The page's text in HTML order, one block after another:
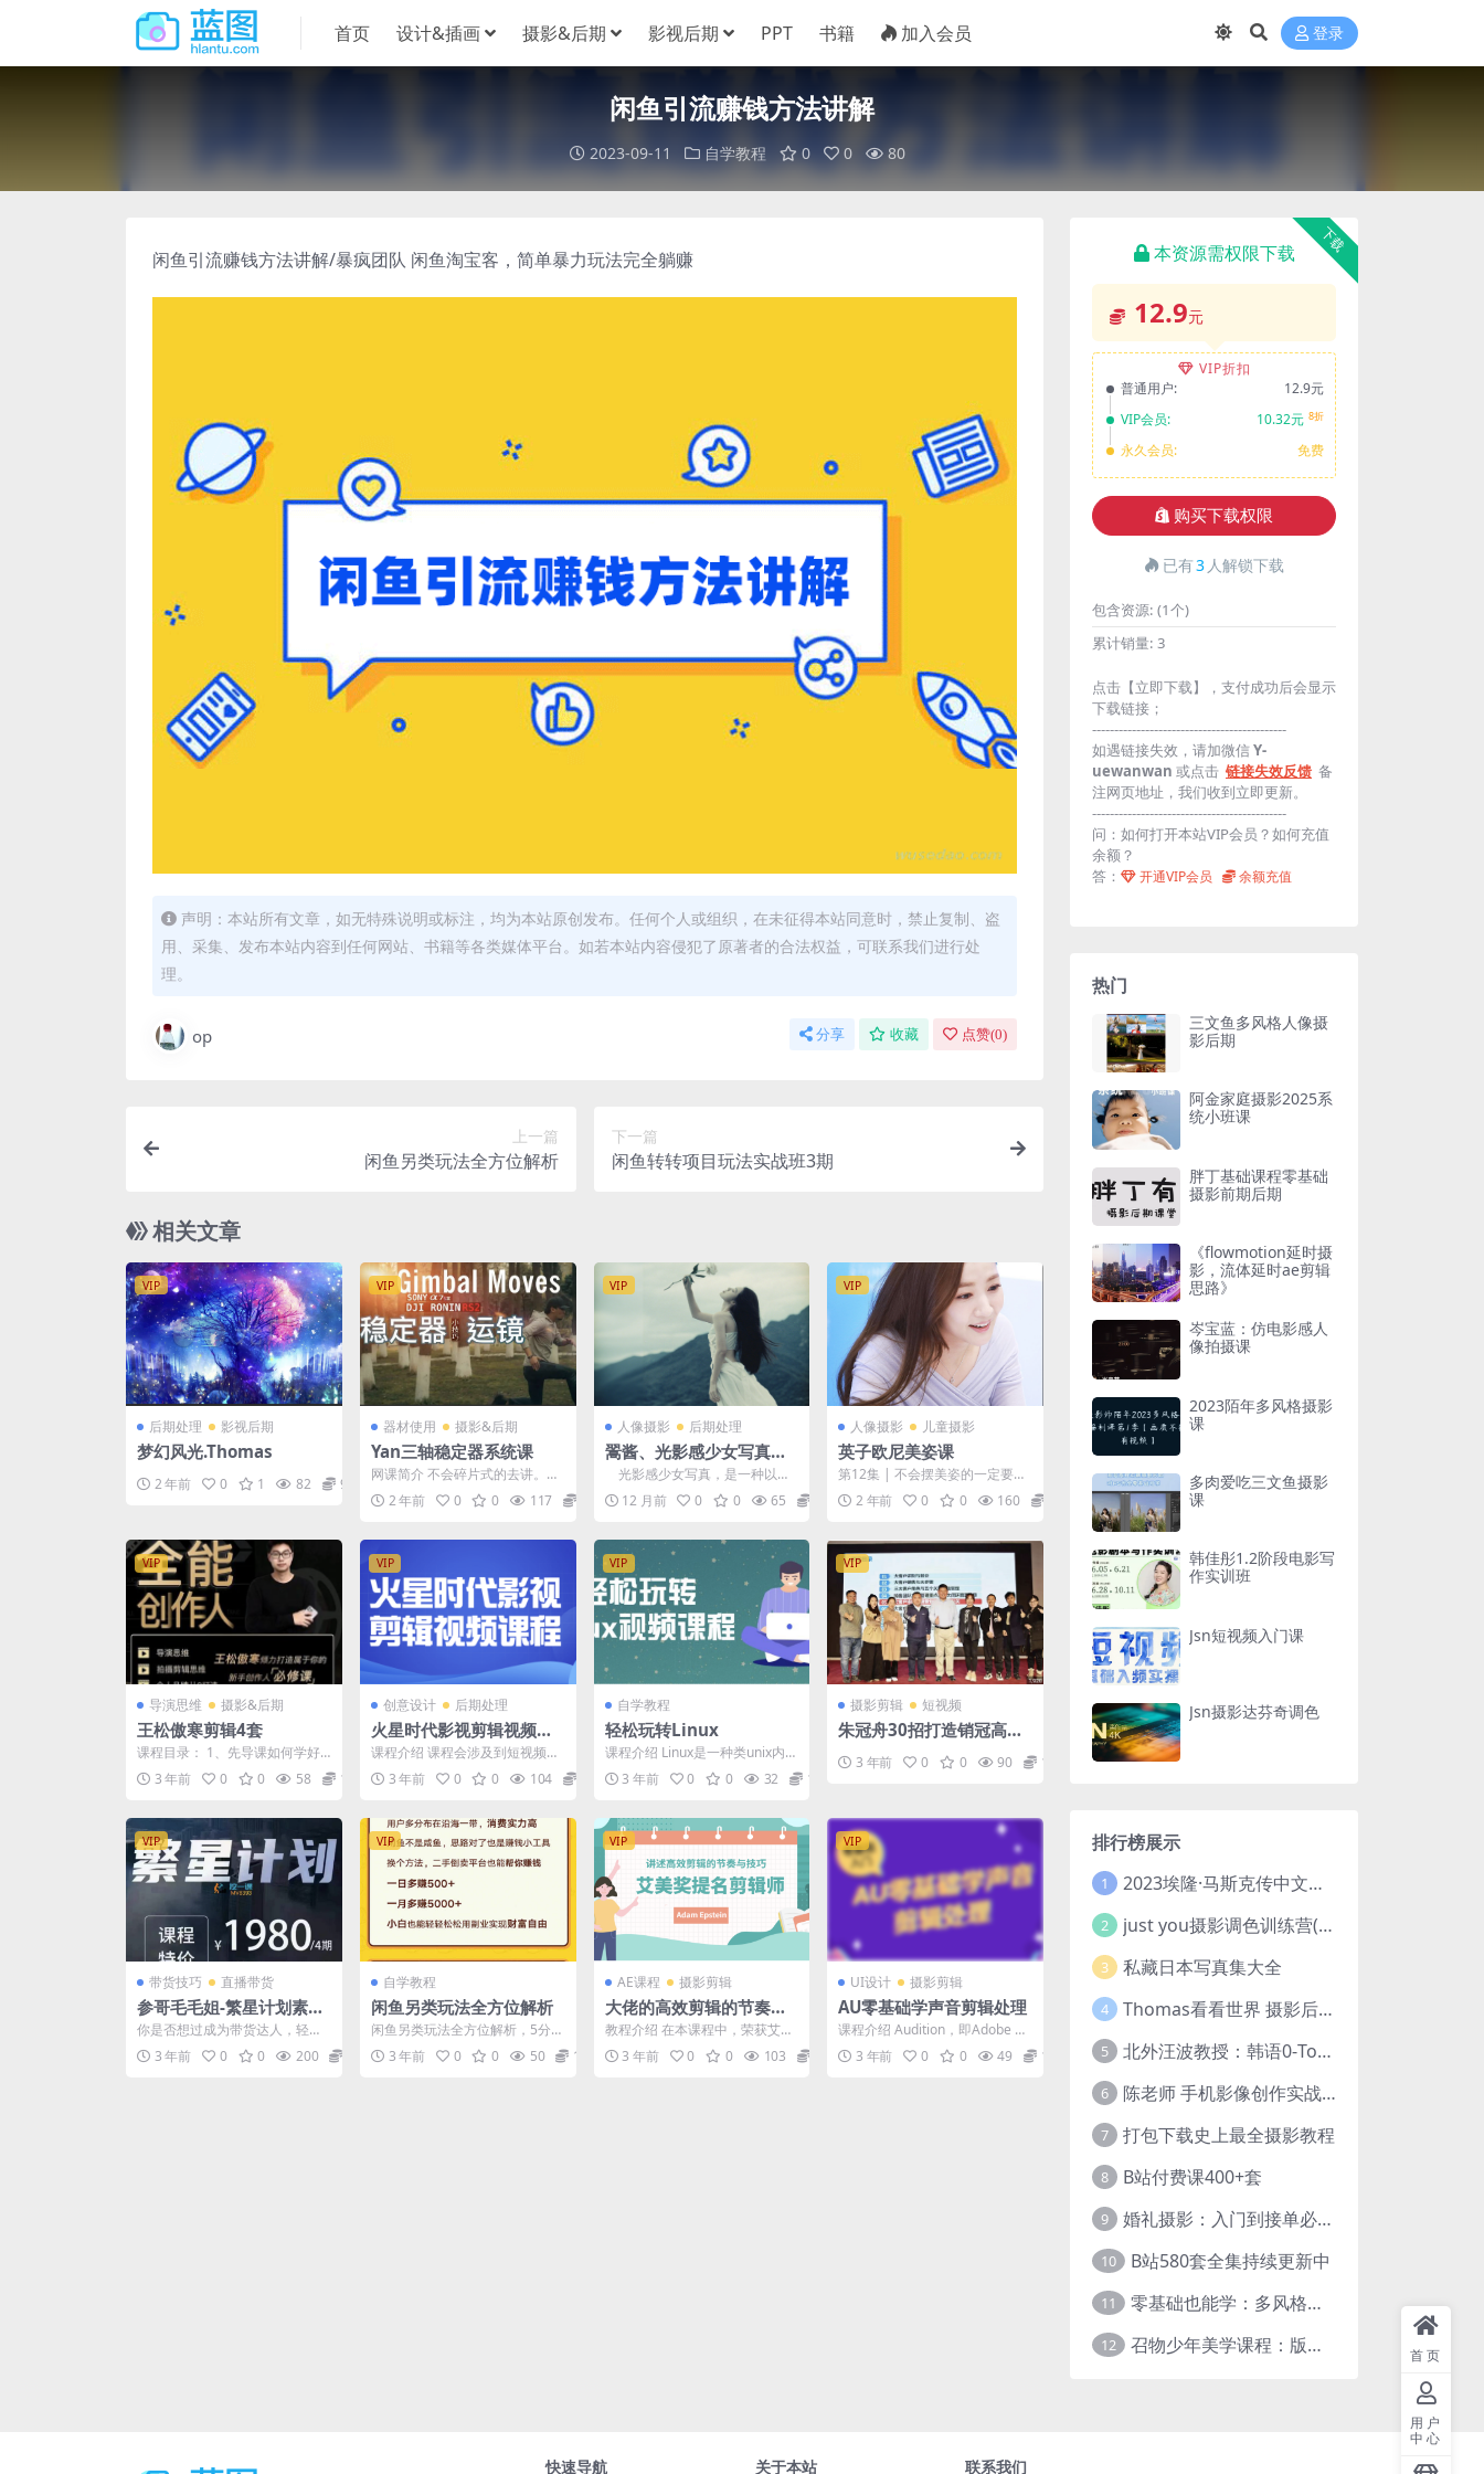
首页 设计&插画 摄影&后期 影视后期 PPT 书籍 加入会员 登录
闲鱼引流赚钱方法讲解
2023-09-11 自学教程 0 0 80
闲鱼引流赚钱方法讲解/暴疯团队 闲鱼淘宝客，简单暴力玩法完全躺赚
声明：本站所有文章，如无特殊说明或标注，均为本站原创发布。任何个人或组织，在未征得本站同意时，禁止复制、盗
用、采集、发布本站内容到任何网站、书籍等各类媒体平台。如若本站内容侵犯了原著者的合法权益，可联系我们进行处
理。
op 分享 收藏 点赞(0)
上一篇
闲鱼另类玩法全方位解析
下一篇
闲鱼转转项目玩法实战班3期
相关文章
VIP
后期处理 影视后期
梦幻风光.Thomas
2 年前 0 1 82 9.9
VIP
器材使用 摄影&后期
Yan三轴稳定器系统课
网课简介 不会碎片式的去讲。我
们会从运镜的底层逻辑去分析，
然后再进行教学。正统理...
2 年前 0 0 117 12.9
VIP
人像摄影 后期处理
翯酱、光影感少女写真课
程
光影感少女写真，是一种以少
女为拍摄对象，通过巧妙运用光
线与阴影，营造出独...
12 月前 0 0 65 6.66
VIP
人像摄影 儿童摄影
英子欧尼美姿课
第12集 | 不会摆美姿的一定要看
完！超详细的站姿美姿讲解 ！结
尾有总结表哦#摄...
2 年前 0 0 160
VIP
导演思维 摄影&后期
王松傲寒剪辑4套
课程目录： 1、先导课如何学好
全能创作人_[先导课]你想成为全
能创作人吗？ 2、...
3 年前 0 0 58 12.9
VIP
创意设计 后期处理
火星时代影视剪辑视频课
程
课程介绍 课程会涉及到短视频分
镜的拍摄、剪辑、后期的特效等
全流程的创作完整过程。...
3 年前 0 0 104 69.9
VIP
自学教程
轻松玩转Linux
课程介绍 Linux是一种类unix内核
的操作系统，另一种基于unix内
核的操作...
3 年前 0 0 32 12.9
VIP
摄影剪辑 短视频
朱冠舟30招打造销冠高成
3 年前 0 0 90 12.9
VIP
带货技巧 直播带货
参哥毛毛姐-繁星计划素人i
p带货训练课程
你是否想过成为带货达人，轻松
赚取丰厚收入？繁星计划素人IP
带货训练营正是你理想的...
3 年前 0 0 200 12.9
VIP
自学教程
闲鱼另类玩法全方位解析
闲鱼另类玩法全方位解析，5分钟
上手，3天见收益
3 年前 0 0 50 12.9
VIP
AE课程 摄影剪辑
大佬的高效剪辑的节奏与
技巧
教程介绍 在本课程中，荣获艾美
奖提名的《周六夜现场》剪辑师
Adam Epstei...
3 年前 0 0 103 12.9
VIP
UI设计 摄影剪辑
AU零基础学声音剪辑处理
课程介绍 Audition，即Adobe Au
dition（前名为Cool Ed...
3 年前 0 0 49 12.9
下载
本资源需权限下载
12.9元
VIP折扣
普通用户:
12.9元
VIP会员:
10.32元 8折
永久会员: 免费
购买下载权限
已有3 人解锁下载
包含资源: (1个)
累计销量: 3
点击【立即下载】，支付成功后会显示
下载链接；
--------------------------------------------
如遇链接失效，请加微信Y-
uewanwan 或点击 链接失效反馈 备
注网页地址，我们收到立即更新。
--------------------------------------------
问：如何打开本站VIP会员？如何充值
余额？
答：
开通VIP会员 余额充值
热门
三文鱼多风格人像摄
影后期
阿金家庭摄影2025系
统小班课
胖丁基础课程零基础
摄影前期后期
《flowmotion延时摄
影，流体延时ae剪辑
思路》
岑宝蓝：仿电影感人
像拍摄课
2023陌年多风格摄影
课
多肉爱吃三文鱼摄影
课
韩佳彤1.2阶段电影写
作实训班
Jsn短视频入门课
Jsn摄影达芬奇调色
排行榜展示
1 2023埃隆·马斯克传中文版 电子书pdf
2 just you摄影调色训练营(已加密}
3 私藏日本写真集大全
4 Thomas看看世界 摄影后期调色：给摄影爱好者的色彩课 网盘下载
5 北外汪波教授：韩语0-Topik6全程班
6 陈老师 手机影像创作实战课程：从入门到精通【完结】
7 打包下载史上最全摄影教程
8 B站付费课400+套
9 婚礼摄影：入门到接单必修课
10 B站580套全集持续更新中
11 零基础也能学：多风格人像摄影系统课
12 召物少年美学课程：版式与视觉第五期
快速导航 关于本站 联系我们
首页
用户
中心